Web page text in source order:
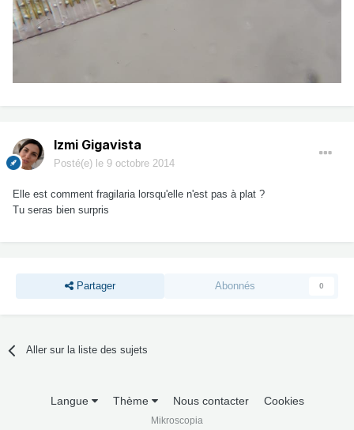
Izmi Gigavista
Posté(e) le 9 octobre 2014
Elle est comment fragilaria lorsqu'elle n'est pas à plat ?
Tu seras bien surpris
Partager Abonnés 0
Aller sur la liste des sujets
Langue Thème Nous contacter Cookies
Mikroscopia